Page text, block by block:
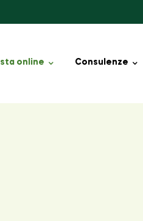
online Consulenze